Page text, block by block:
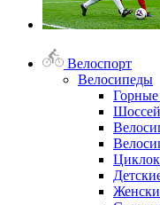
Велоспорт
Велосипеды